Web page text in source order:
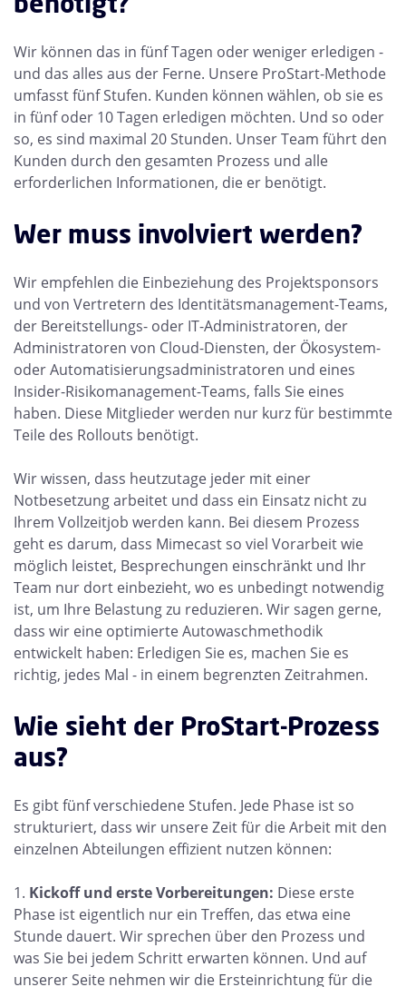
Wir können das in fünf Tagen oder weniger erledigen -
und das alles aus der Ferne. Unsere ProStart-Methode
umfasst fünf Stufen. Kunden können wählen, ob sie es
in fünf oder 10 Tagen erledigen möchten. Und so oder
so, es sind maximal 20 Stunden. Unser Team führt den
Kunden durch den gesamten Prozess und alle
erforderlichen Informationen, die er benötigt.
Wer muss involviert werden?
Wir empfehlen die Einbeziehung des Projektsponsors
und von Vertretern des Identitätsmanagement-Teams,
der Bereitstellungs- oder IT-Administratoren, der
Administratoren von Cloud-Diensten, der Ökosystem-
oder Automatisierungsadministratoren und eines
Insider-Risikomanagement-Teams, falls Sie eines
haben. Diese Mitglieder werden nur kurz für bestimmte
Teile des Rollouts benötigt.
Wir wissen, dass heutzutage jeder mit einer
Notbesetzung arbeitet und dass ein Einsatz nicht zu
Ihrem Vollzeitjob werden kann. Bei diesem Prozess
geht es darum, dass Mimecast so viel Vorarbeit wie
möglich leistet, Besprechungen einschränkt und Ihr
Team nur dort einbezieht, wo es unbedingt notwendig
ist, um Ihre Belastung zu reduzieren. Wir sagen gerne,
dass wir eine optimierte Autowaschmethodik
entwickelt haben: Erledigen Sie es, machen Sie es
richtig, jedes Mal - in einem begrenzten Zeitrahmen.
Wie sieht der ProStart-Prozess
aus?
Es gibt fünf verschiedene Stufen. Jede Phase ist so
strukturiert, dass wir unsere Zeit für die Arbeit mit den
einzelnen Abteilungen effizient nutzen können:
Kickoff und erste Vorbereitungen: Diese erste
Phase ist eigentlich nur ein Treffen, das etwa eine
Stunde dauert. Wir sprechen über den Prozess und
was Sie bei jedem Schritt erwarten können. Und auf
unserer Seite nehmen wir die Ersteinrichtung für die